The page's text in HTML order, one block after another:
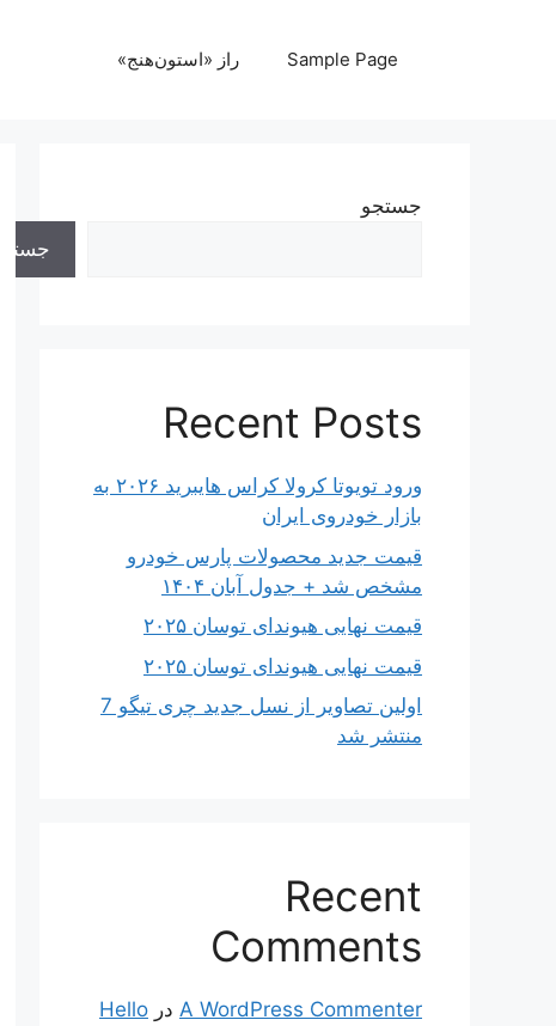
Sample Page راز «استون‌هنج»
جستجو
جستجو
Recent Posts
ورود تویوتا کرولا کراس هایبرید ۲۰۲۶ به
بازار خودروی ایران
قیمت جدید محصولات پارس خودرو
مشخص شد + جدول آبان ۱۴۰۴
قیمت نهایی هیوندای توسان ۲۰۲۵
قیمت نهایی هیوندای توسان ۲۰۲۵
اولین تصاویر از نسل جدید چری تیگو 7
منتشر شد
Recent
Comments
A WordPress Commenter در Hello